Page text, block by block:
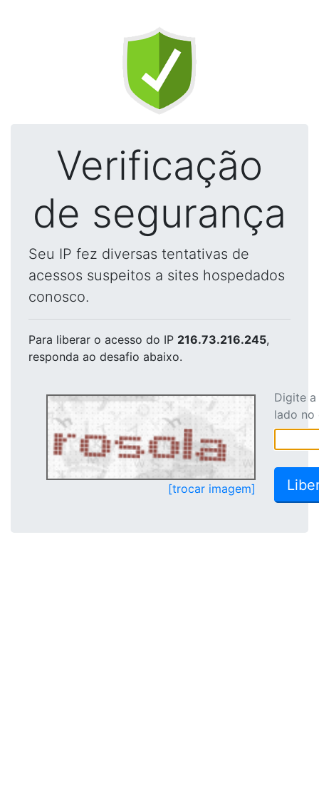
Verificação
de segurança
Seu IP fez diversas tentativas de
acessos suspeitos a sites hospedados
conosco.
Para liberar o acesso do IP 216.73.216.245,
responda ao desafio abaixo.
[trocar imagem]
Digite
lado no